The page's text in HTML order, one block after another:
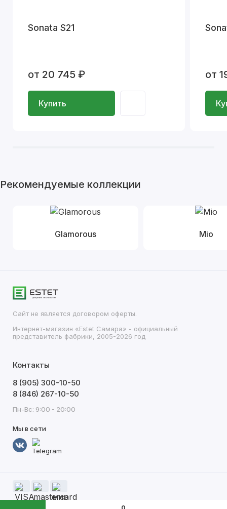
Sonata S21
от 20 745 ₽
Купить
от
Рекомендуемые коллекции
Glamorous Mio
Сайт не является договором оферты.
Интернет-магазин «Estet Самара» - официальный
представитель фабрики, 2005-2026 год
Контакты
8 (905) 300-10-50
8 (846) 267-10-50
Пн-Вс: 9:00 - 20:00
Мы в сети